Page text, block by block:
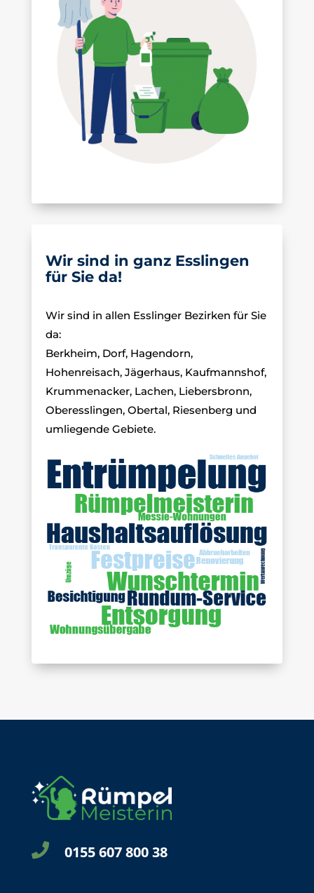
Wir sind in ganz Esslingen
für Sie da!
Wir sind in allen Esslinger Bezirken für Sie
da:
Berkheim, Dorf, Hagendorn,
Hohenreisach, Jägerhaus, Kaufmannshof,
Krummenacker, Lachen, Liebersbronn,
Oberesslingen, Obertal, Riesenberg und
umliegende Gebiete.
 0155 607 800 38